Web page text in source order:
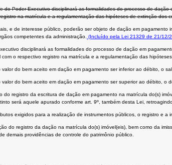
do Poder Executivo disciplinará as formalidades do processo de
na matrícula e a regulamentação das hipóteses de extinção
e de interesse público, poderão ser objeto de dação em
competentes da administração. (Incluído pela Lei 21329 de 21/12/
disciplinará as formalidades do processo de dação em
o respectivo registro na matrícula e a regulamentação das
valor do bem aceito em dação em pagamento ser inferior ao débito, o
valor do bem aceito em dação em pagamento ser superior ao débito,
do registro da escritura de dação em pagamento na matrícula do(s)
será aquele apurado conforme art. 9º, também desta Lei,
exigidos para a realização de instrumentos públicos, o registro e
do registro da dação na matrícula do(s) imóvel(eis), bem como da
demais providências de controle do patrimônio público.